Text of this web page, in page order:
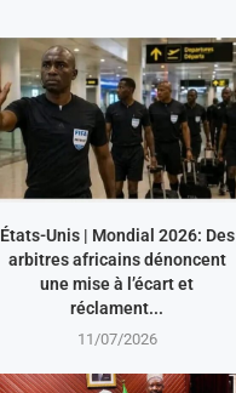
États-Unis | Mondial 2026: Des
arbitres africains dénoncent
une mise à l’écart et
réclament...
11/07/2026